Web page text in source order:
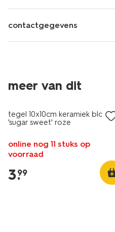
contactgegevens
meer van dit
tegel 10x10cm keramiek bloem
'sugar sweet' roze
online nog 11 stuks op
voorraad
3.
99